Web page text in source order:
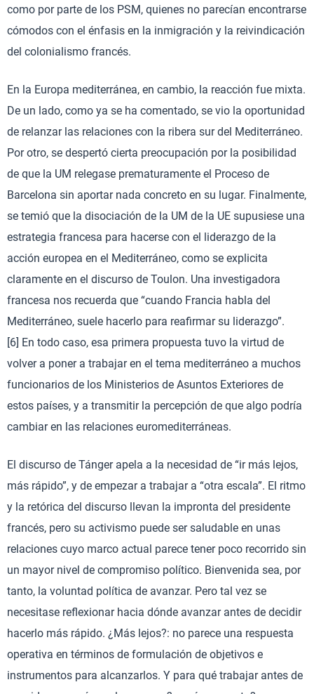
como por parte de los PSM, quienes no parecían encontrarse
cómodos con el énfasis en la inmigración y la reivindicación
del colonialismo francés.
En la Europa mediterránea, en cambio, la reacción fue mixta.
De un lado, como ya se ha comentado, se vio la oportunidad
de relanzar las relaciones con la ribera sur del Mediterráneo.
Por otro, se despertó cierta preocupación por la posibilidad
de que la UM relegase prematuramente el Proceso de
Barcelona sin aportar nada concreto en su lugar. Finalmente,
se temió que la disociación de la UM de la UE supusiese una
estrategia francesa para hacerse con el liderazgo de la
acción europea en el Mediterráneo, como se explicita
claramente en el discurso de Toulon. Una investigadora
francesa nos recuerda que “cuando Francia habla del
Mediterráneo, suele hacerlo para reafirmar su liderazgo”.
[6] En todo caso, esa primera propuesta tuvo la virtud de
volver a poner a trabajar en el tema mediterráneo a muchos
funcionarios de los Ministerios de Asuntos Exteriores de
estos países, y a transmitir la percepción de que algo podría
cambiar en las relaciones euromediterráneas.
El discurso de Tánger apela a la necesidad de “ir más lejos,
más rápido”, y de empezar a trabajar a “otra escala”. El ritmo
y la retórica del discurso llevan la impronta del presidente
francés, pero su activismo puede ser saludable en unas
relaciones cuyo marco actual parece tener poco recorrido sin
un mayor nivel de compromiso político. Bienvenida sea, por
tanto, la voluntad política de avanzar. Pero tal vez se
necesitase reflexionar hacia dónde avanzar antes de decidir
hacerlo más rápido. ¿Más lejos?: no parece una respuesta
operativa en términos de formulación de objetivos e
instrumentos para alcanzarlos. Y para qué trabajar antes de